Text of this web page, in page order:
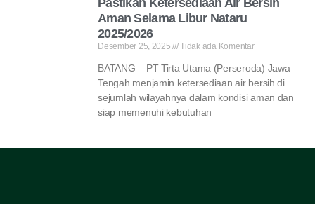
Pastikan Ketersediaan Air Bersih
Aman Selama Libur Nataru
2025/2026
Desember 25, 2025 Tidak ada Komentar
BATANG – PT Tirta Utama (Perseroda) Jawa
Tengah menjamin ketersediaan air bersih di
sejumlah wilayahnya dalam kondisi aman dan
siap memenuhi kebutuhan